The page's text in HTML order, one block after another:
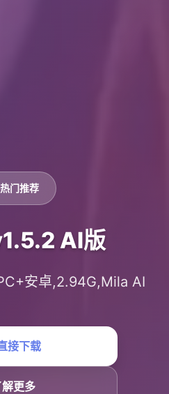
门推荐
AI版
安卓,2.94G,Mila AI
接下载
解更多